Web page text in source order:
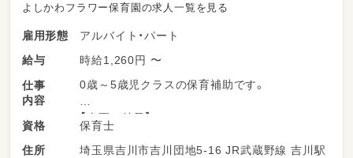
よしかわフラワー保育園の求人一覧を見る
雇用形態
アルバイト・パート
給与
時給1,260円 〜
仕事
内容
0歳～5歳児クラスの保育補助です。
【当園の特長】
●専任講師による教室開催！
音楽やリトミック教室、英語教室、体操教室な
資格
保育士
住所
埼玉県吉川市吉川団地5-16 JR武蔵野線 吉川駅